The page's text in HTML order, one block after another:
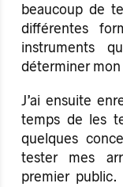
beaucoup de
différentes
instruments
déterminer mon
J’ai ensuite
temps de les
quelques
tester mes
premier public.